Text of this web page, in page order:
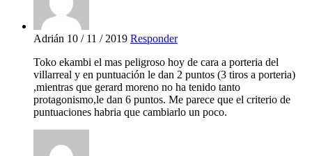
Adrián 10 / 11 / 2019 Responder
Toko ekambi el mas peligroso hoy de cara a porteria del
villarreal y en puntuación le dan 2 puntos (3 tiros a porteria)
,mientras que gerard moreno no ha tenido tanto
protagonismo,le dan 6 puntos. Me parece que el criterio de
puntuaciones habria que cambiarlo un poco.